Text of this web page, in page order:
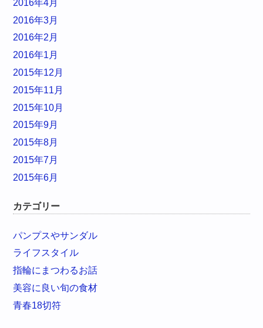
2016年4月
2016年3月
2016年2月
2016年1月
2015年12月
2015年11月
2015年10月
2015年9月
2015年8月
2015年7月
2015年6月
カテゴリー
パンプスやサンダル
ライフスタイル
指輪にまつわるお話
美容に良い旬の食材
青春18切符